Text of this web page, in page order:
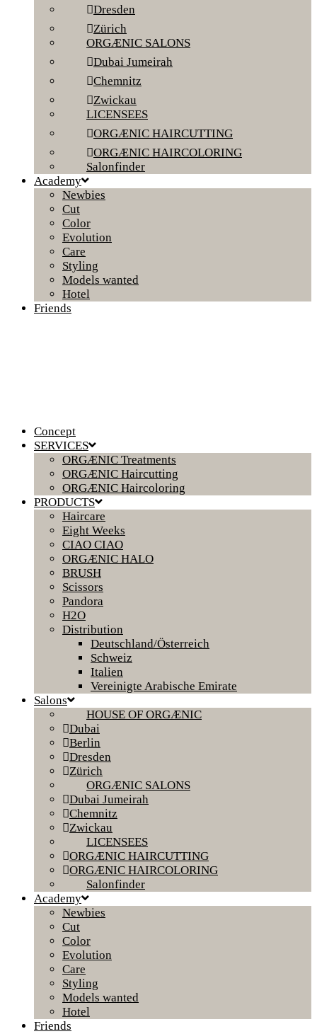
Dresden
Zürich
ORGÆNIC SALONS
Dubai Jumeirah
Chemnitz
Zwickau
LICENSEES
ORGÆNIC HAIRCUTTING
ORGÆNIC HAIRCOLORING
Salonfinder
Academy
Newbies
Cut
Color
Evolution
Care
Styling
Models wanted
Hotel
Friends
Concept
SERVICES
ORGÆNIC Treatments
ORGÆNIC Haircutting
ORGÆNIC Haircoloring
PRODUCTS
Haircare
Eight Weeks
CIAO CIAO
ORGÆNIC HALO
BRUSH
Scissors
Pandora
H2O
Distribution
Deutschland/Österreich
Schweiz
Italien
Vereinigte Arabische Emirate
Salons
HOUSE OF ORGÆNIC
Dubai
Berlin
Dresden
Zürich
ORGÆNIC SALONS
Dubai Jumeirah
Chemnitz
Zwickau
LICENSEES
ORGÆNIC HAIRCUTTING
ORGÆNIC HAIRCOLORING
Salonfinder
Academy
Newbies
Cut
Color
Evolution
Care
Styling
Models wanted
Hotel
Friends